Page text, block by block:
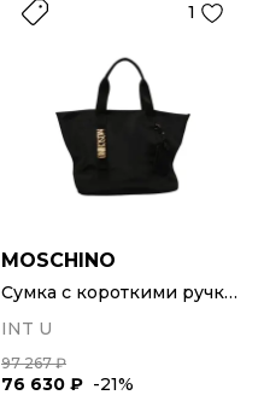
1
MOSCHINO
Сумка с короткими ручками
INT U
97 267 ₽
76 630 ₽ -21%